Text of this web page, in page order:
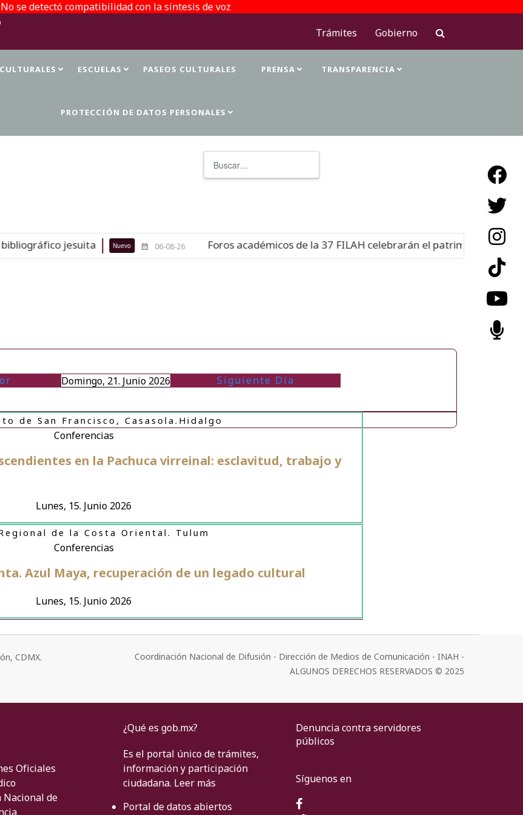
No se detectó compatibilidad con la síntesis de voz
Trámites
Gobierno
ESCUELAS PASEOS CULTURALES PRENSA TRANSPARENCIA
PROTECCIÓN DE DATOS PERSONALES
jesuita Nuevo 06-08-26 Foros académicos de la 37 FILAH celebrarán el patrimonio cultural
Domingo, 21. Junio 2026 Siguiente Día
Lunes, 15. Junio 2026
en la Pachuca virreinal: esclavitud, trabajo y
Conferencias
de San Francisco, Casasola.Hidalgo
Lunes, 15. Junio 2026
Azul Maya, recuperación de un legado cultural
Conferencias
de la Costa Oriental. Tulum
CDMX.
Coordinación Nacional de Difusión - Dirección de Medios de Comunicación - INAH -
ALGUNOS DERECHOS RESERVADOS © 2025
Oficiales
Nacional de
¿Qué es gob.mx?
Es el portal único de trámites,
información y participación
ciudadana. Leer más
Portal de datos abiertos
Denuncia contra servidores
públicos
Síguenos en